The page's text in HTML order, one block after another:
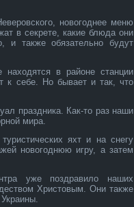
новогоднее меню
в секрете, какие блюда они
и также обязательно будут
находятся в районе станции
к себе. Но бывает и так, что
праздника. Как-то раз наши
мира.
яхт и на снегу
новогоднюю игру, а затем
уже поздравило наших
Христовым. Они также